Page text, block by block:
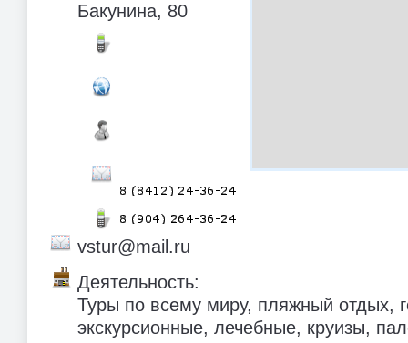
Бакунина, 80
vstur@mail.ru
Деятельность:
Туры по всему миру, пляжный отдых,
экскурсионные, лечебные, круизы,